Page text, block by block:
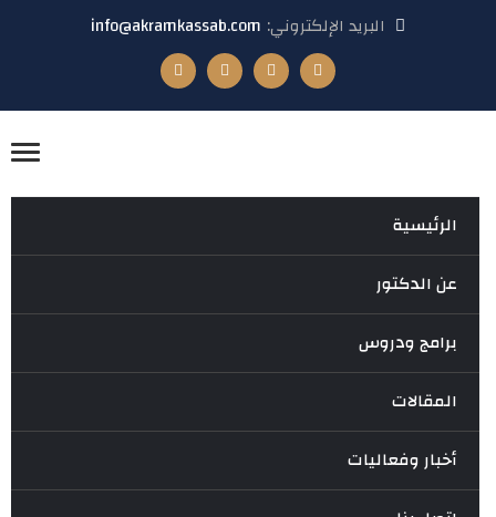
البريد الإلكتروني: info@akramkassab.com
الرئيسية
عن الدكتور
برامج ودروس
المقالات
أخبار وفعاليات